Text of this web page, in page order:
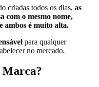
criadas todos os dias, as
com o mesmo nome,
ambos é muito alta.
para qualquer
no mercado.
Marca?